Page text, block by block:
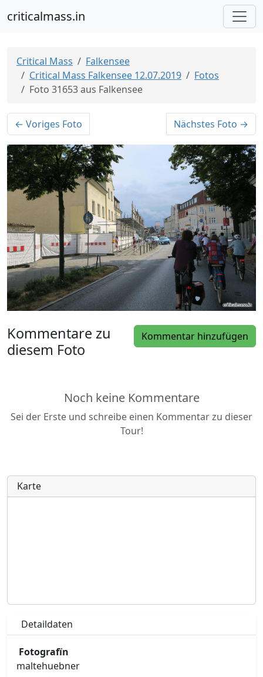
criticalmass.in
Critical Mass
Falkensee
Critical Mass Falkensee 12.07.2019
Fotos
Foto 31653 aus Falkensee
← Voriges Foto Nächstes Foto →
Kommentar hinzufügen
Kommentare zu
diesem Foto
Noch keine Kommentare
Sei der Erste und schreibe einen Kommentar zu dieser
Tour!
Karte
Detaildaten
Fotografïn
maltehuebner